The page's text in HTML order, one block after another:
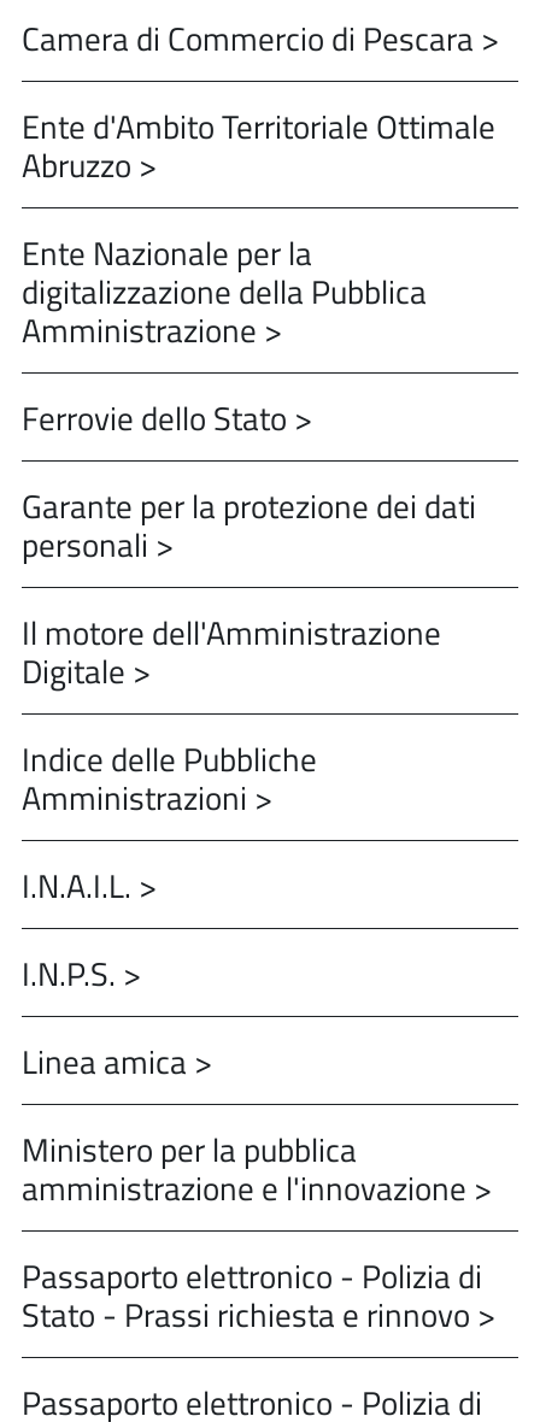
Camera di Commercio di Pescara >
Ente d'Ambito Territoriale Ottimale
Abruzzo >
Ente Nazionale per la
digitalizzazione della Pubblica
Amministrazione >
Ferrovie dello Stato >
Garante per la protezione dei dati
personali >
Il motore dell'Amministrazione
Digitale >
Indice delle Pubbliche
Amministrazioni >
I.N.A.I.L. >
I.N.P.S. >
Linea amica >
Ministero per la pubblica
amministrazione e l'innovazione >
Passaporto elettronico - Polizia di
Stato - Prassi richiesta e rinnovo >
Passaporto elettronico - Polizia di